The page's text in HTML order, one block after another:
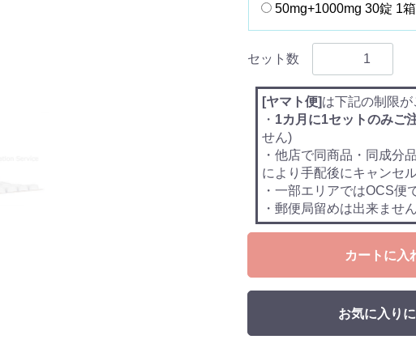
50mg+1000mg 30錠 1
セット数
[ヤマト便]は下記の制限
・ 1カ月に1セットのみご
せん)
・他店で同商品・同成分
により手配後にキャンセ
・一部エリアではOCS便
・郵便局留めは出来ません
カートに入
お気に入り